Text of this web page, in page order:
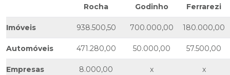
Rocha
Godinho
Ferrarezi
Imóveis 938.500,50 700.000,00 180.000,00
Automóveis 471.280,00 50.000,00 57.500,00
Empresas 8.000,00 x x